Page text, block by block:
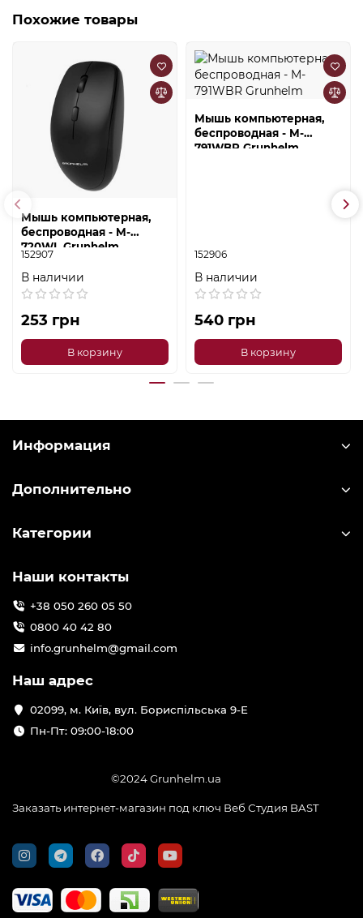
Похожие товары
Мышь компьютерная,
беспроводная - M-
720WL Grunhelm
152907
В наличии
253 грн
В корзину
Мышь компьютерная,
беспроводная - M-
791WBR Grunhelm
152906
В наличии
540 грн
В корзину
Информация
Дополнительно
Категории
Наши контакты
+38 050 260 05 50
0800 40 42 80
info.grunhelm@gmail.com
Наш адрес
02099, м. Київ, вул. Бориспільська 9-Е
Пн-Пт: 09:00-18:00
©2024 Grunhelm.ua
Заказать интернет-магазин под ключ Веб Студия BAST